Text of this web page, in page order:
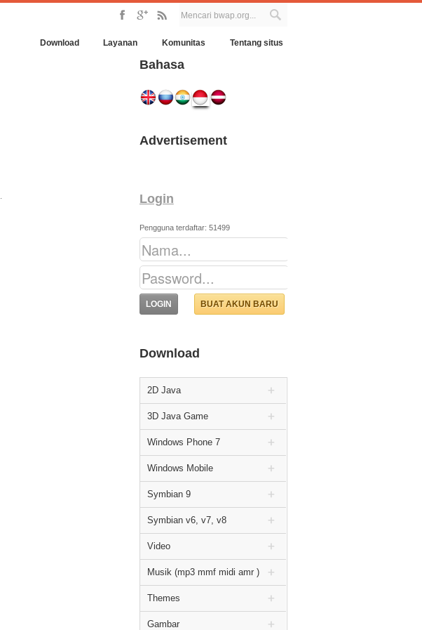
Download Layanan Komunitas Tentang situs
Bahasa
Advertisement
Login
Pengguna terdaftar: 51499
BUAT AKUN BARU
Download
2D Java
3D Java Game
Windows Phone 7
Windows Mobile
Symbian 9
Symbian v6, v7, v8
Video
Musik (mp3 mmf midi amr )
Themes
Gambar